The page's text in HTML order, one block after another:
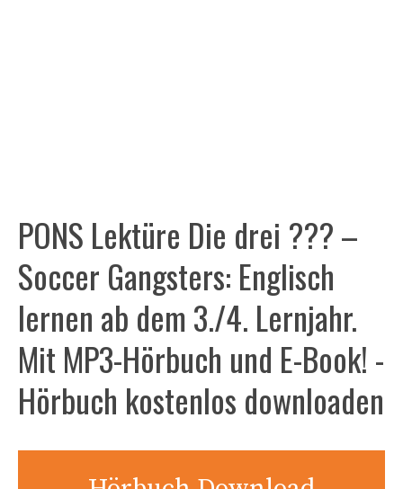
PONS Lektüre Die drei ??? –
Soccer Gangsters: Englisch
lernen ab dem 3./4. Lernjahr.
Mit MP3-Hörbuch und E-Book! -
Hörbuch kostenlos downloaden